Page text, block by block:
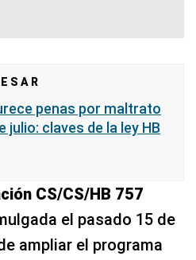
penas por maltrato
julio: claves de la ley HB
CS/CS/HB 757
el pasado 15 de
ampliar el programa